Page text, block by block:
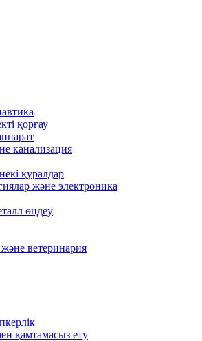
қорғау
канализация
құралдар
және электроника
өңдеу
ветеринария
қамтамасыз ету